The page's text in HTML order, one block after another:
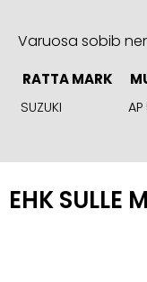
Varuosa sobib
RATTA MARK
SUZUKI
EHK SULLE